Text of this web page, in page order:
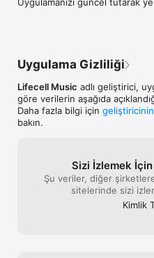
fazlasının ayrıcalıklı dünyasını
X: x.com/fizy
Uygulama Gizliliği
Lifecell Music adlı geliştirici,
göre verilerin aşağıda
Daha fazla bilgi için
bakın.
Sizi İzlemek
Şu veriler, diğer
sitelerinde sizi
Kimlik